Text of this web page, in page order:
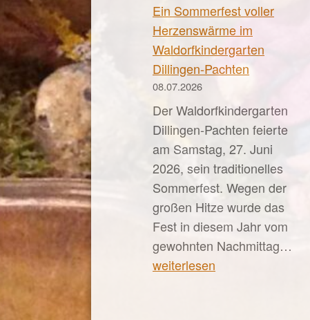
Ein Sommerfest voller
Herzenswärme im
Waldorfkindergarten
Dillingen-Pachten
08.07.2026
Der Waldorfkindergarten
Dillingen-Pachten feierte
am Samstag, 27. Juni
2026, sein traditionelles
Sommerfest. Wegen der
großen Hitze wurde das
Fest in diesem Jahr vom
gewohnten Nachmittag…
weiterlesen